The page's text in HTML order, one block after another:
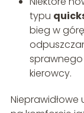
typu
bieg w
sprawnego
kierowcy.
Nieprawidłowe